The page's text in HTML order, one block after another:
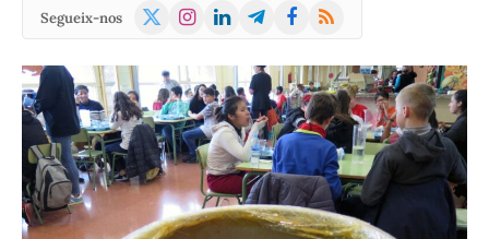
Segueix-nos
X
Instagram
LinkedInTelegramFacebook
RSS